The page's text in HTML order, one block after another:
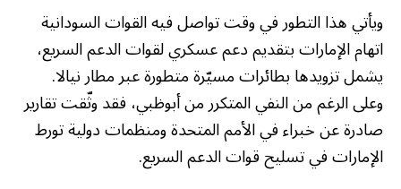
ويأتي هذا التطور في وقت تواصل فيه القوات السودانية
اتهام الإمارات بتقديم دعم عسكري لقوات الدعم السريع،
يشمل تزويدها بطائرات مسيّرة متطورة عبر مطار نيالا.
وعلى الرغم من النفي المتكرر من أبوظبي، فقد وثّقت تقارير
صادرة عن خبراء في الأمم المتحدة ومنظمات دولية تورط
الإمارات في تسليح قوات الدعم السريع.